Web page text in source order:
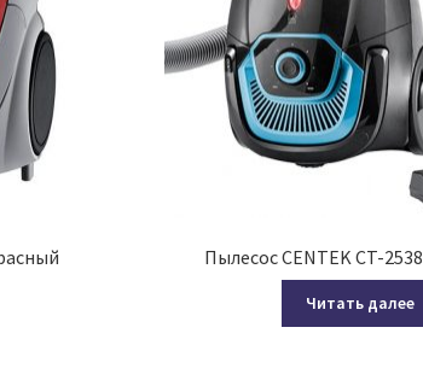
Пылесос CENTEK CT-
Читать далее